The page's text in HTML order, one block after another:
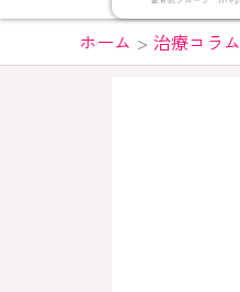
ホーム 治療コラム